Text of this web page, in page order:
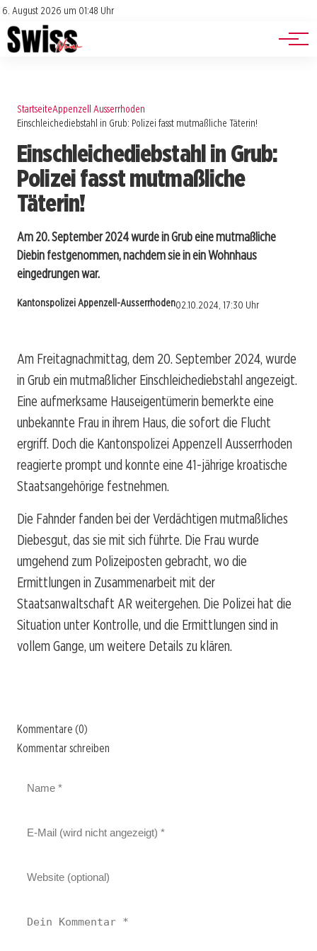
6. August 2026 um 01:48 Uhr
Impressum
Datenschutz
Jobs
Events
StartseiteAppenzell Ausserrhoden
Einschleichediebstahl in Grub: Polizei fasst mutmaßliche Täterin!
Einschleichediebstahl in Grub:
Polizei fasst mutmaßliche
Täterin!
Am 20. September 2024 wurde in Grub eine mutmaßliche
Diebin festgenommen, nachdem sie in ein Wohnhaus
eingedrungen war.
Kantonspolizei Appenzell-Ausserrhoden02.10.2024, 17:30 Uhr
Am Freitagnachmittag, dem 20. September 2024, wurde
in Grub ein mutmaßlicher Einschleichediebstahl angezeigt.
Eine aufmerksame Hauseigentümerin bemerkte eine
unbekannte Frau in ihrem Haus, die sofort die Flucht
ergriff. Doch die Kantonspolizei Appenzell Ausserrhoden
reagierte prompt und konnte eine 41-jährige kroatische
Staatsangehörige festnehmen.
Die Fahnder fanden bei der Verdächtigen mutmaßliches
Diebesgut, das sie mit sich führte. Die Frau wurde
umgehend zum Polizeiposten gebracht, wo die
Ermittlungen in Zusammenarbeit mit der
Staatsanwaltschaft AR weitergehen. Die Polizei hat die
Situation unter Kontrolle, und die Ermittlungen sind in
vollem Gange, um weitere Details zu klären.
Kommentare (0)
Kommentar schreiben